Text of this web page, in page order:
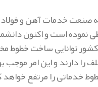
صنعت خدمات آهن و
نموده است و اکنون
توانایی ساخت خطوط
را دارند و این امر موجب
خدماتی را مرتفع